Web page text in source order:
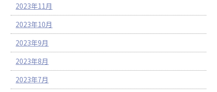
2023年11月
2023年10月
2023年9月
2023年8月
2023年7月